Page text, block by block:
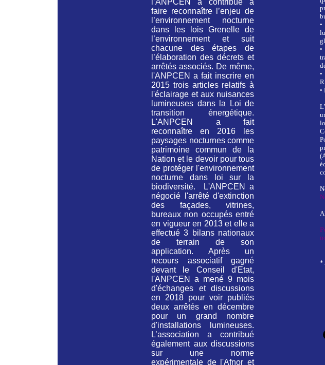
l’ANPCEN a contribué à
faire reconnaître l’enjeu de
l’environnement nocturne
dans les lois Grenelle de
l’environnement et suit
chacune des étapes de
l’élaboration des décrets et
arrêtés associés. De même,
l'ANPCEN a fait inscrire en
2015 trois articles relatifs à
l'éclairage et aux nuisances
lumineuses dans la Loi de
transition énergétique.
L'ANPCEN a fait
reconnaître en 2016 les
paysages nocturnes comme
patrimoine commun de la
Nation et le devoir pour tous
de protéger l'environnement
nocturne dans loi sur la
biodiversité.
L'ANPCEN a
négocié l'arrêté d'extinction
des façades, vitrines,
bureaux non occupés entré
en vigueur en 2013 et elle a
effectué 3 bilans nationaux
de terrain de son
application. Après un
recours associatif gagné
devant le Conseil d'Etat,
l'ANPCEN a mené 9 mois
d'échanges et discussions
en 2018 pour voir publiés
deux arrêtés en décembre
pour un grand nombre
d'installations lumineuses.
L’association a contribué
également aux discussions
sur une norme
expérimentale de l'Afnor et
•
•
•
•
*